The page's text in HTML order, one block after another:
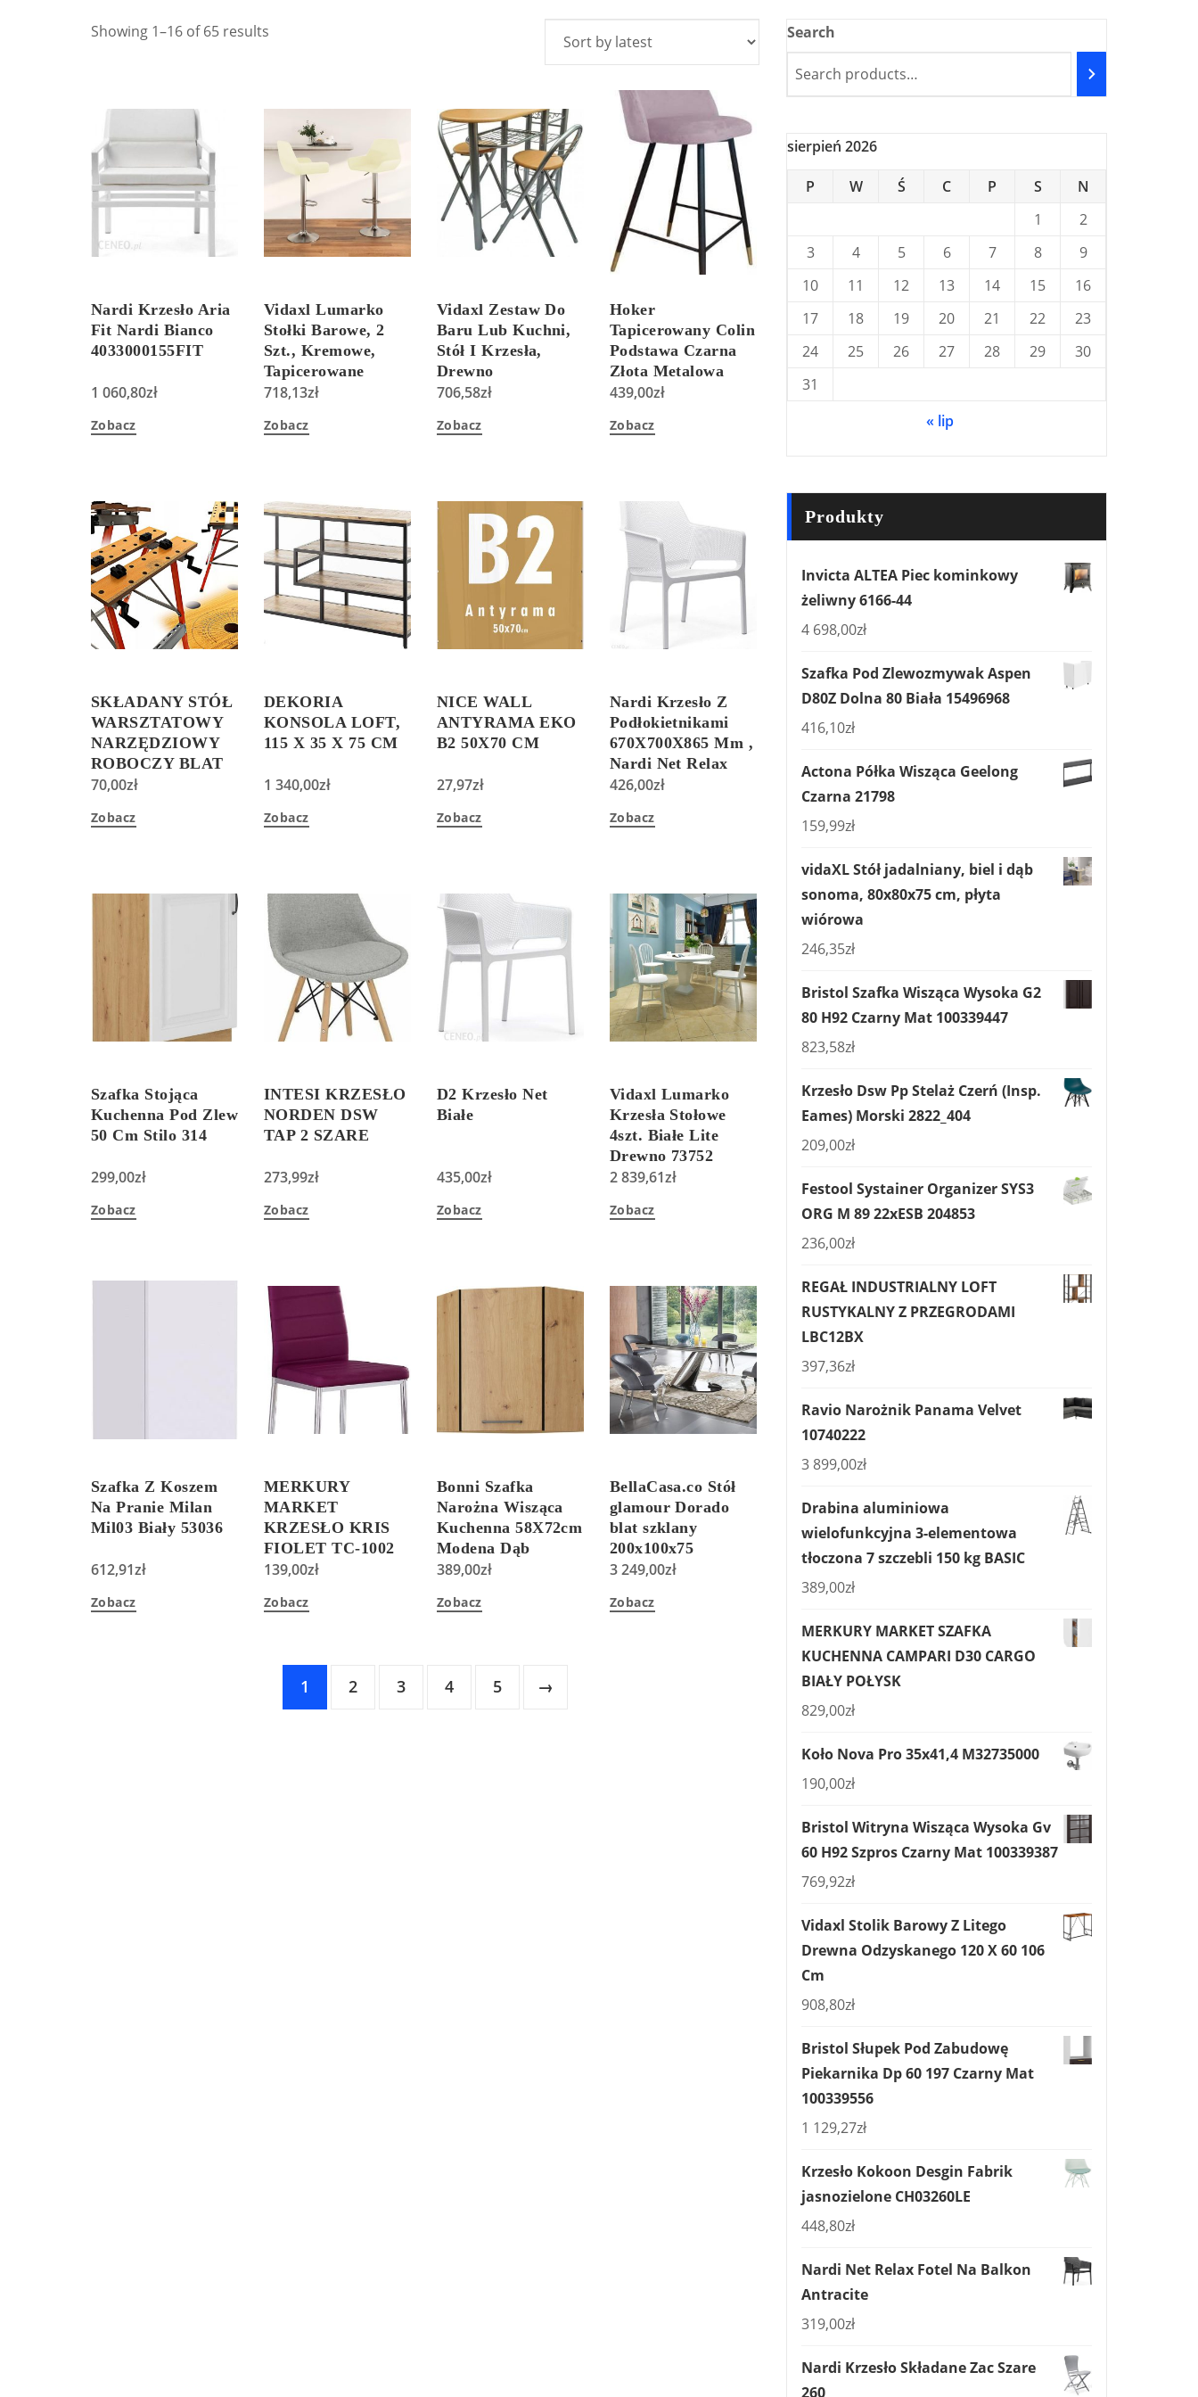
Showing 1–16 of 65 results
Nardi Krzesło Aria
Fit Nardi Bianco
4033000155FIT
1 060,80zł
Zobacz
Vidaxl Lumarko
Stołki Barowe, 2
Szt., Kremowe,
Tapicerowane
Tkaniną 437612
718,13zł
Zobacz
Vidaxl Zestaw Do
Baru Lub Kuchni,
Stół I Krzesła,
Drewno
706,58zł
Zobacz
Hoker
Tapicerowany Colin
Podstawa Czarna
Złota Metalowa
120201
439,00zł
Zobacz
SKŁADANY STÓŁ
WARSZTATOWY
NARZĘDZIOWY
ROBOCZY BLAT
KD516
70,00zł
Zobacz
DEKORIA
KONSOLA LOFT,
115 X 35 X 75 CM
1 340,00zł
Zobacz
NICE WALL
ANTYRAMA EKO
B2 50X70 CM
27,97zł
Zobacz
Nardi Krzesło Z
Podłokietnikami
670X700X865 Mm ,
Nardi Net Relax
Bianco
426,00zł
Zobacz
Szafka Stojąca
Kuchenna Pod Zlew
50 Cm Stilo 314
299,00zł
Zobacz
INTESI KRZESŁO
NORDEN DSW
TAP 2 SZARE
273,99zł
Zobacz
D2 Krzesło Net
Białe
435,00zł
Zobacz
Vidaxl Lumarko
Krzesła Stołowe
4szt. Białe Lite
Drewno 73752
2 839,61zł
Zobacz
Szafka Z Koszem
Na Pranie Milan
Mil03 Biały 53036
612,91zł
Zobacz
MERKURY
MARKET
KRZESŁO KRIS
FIOLET TC-1002
FIOLETOWY
139,00zł
Zobacz
Bonni Szafka
Narożna Wisząca
Kuchenna 58X72cm
Modena Dąb
Artisan
389,00zł
Zobacz
BellaCasa.co Stół
glamour Dorado
blat szklany
200x100x75
3 249,00zł
Zobacz
1 2 3 4 5 →
Search
sierpień 2026
P W Ś C P S
N
1
2
3
4 5 6 7 8
9
10
11 12 13 14 15
16
17
18 19 20 21 22
23
24
25 26 27 28 29
30
31
« lip
Produkty
Invicta ALTEA Piec kominkowy
żeliwny 6166-44
4 698,00zł
Szafka Pod Zlewozmywak Aspen
D80Z Dolna 80 Biała 15496968
416,10zł
Actona Półka Wisząca Geelong
Czarna 21798
159,99zł
vidaXL Stół jadalniany, biel i dąb
sonoma, 80x80x75 cm, płyta
wiórowa
246,35zł
Bristol Szafka Wisząca Wysoka G2
80 H92 Czarny Mat 100339447
823,58zł
Krzesło Dsw Pp Stelaż Czerń (Insp.
Eames) Morski 2822_404
209,00zł
Festool Systainer Organizer SYS3
ORG M 89 22xESB 204853
236,00zł
REGAŁ INDUSTRIALNY LOFT
RUSTYKALNY Z PRZEGRODAMI
LBC12BX
397,36zł
Ravio Narożnik Panama Velvet
10740222
3 899,00zł
Drabina aluminiowa
wielofunkcyjna 3-elementowa
tłoczona 7 szczebli 150 kg BASIC
389,00zł
MERKURY MARKET SZAFKA
KUCHENNA CAMPARI D30 CARGO
BIAŁY POŁYSK
829,00zł
Koło Nova Pro 35x41,4 M32735000
190,00zł
Bristol Witryna Wisząca Wysoka Gv
60 H92 Szpros Czarny Mat 100339387
769,92zł
Vidaxl Stolik Barowy Z Litego
Drewna Odzyskanego 120 X 60 106
Cm
908,80zł
Bristol Słupek Pod Zabudowę
Piekarnika Dp 60 197 Czarny Mat
100339556
1 129,27zł
Krzesło Kokoon Desgin Fabrik
jasnozielone CH03260LE
448,80zł
Nardi Net Relax Fotel Na Balkon
Antracite
319,00zł
Nardi Krzesło Składane Zac Szare
260